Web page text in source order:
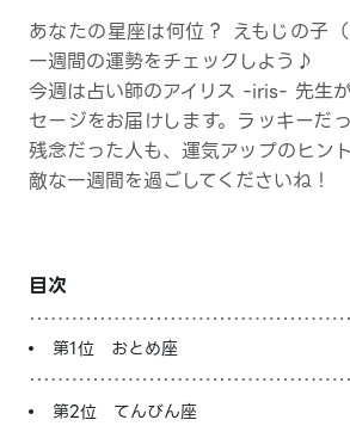
占い記事
お知らせ
LINE占いを開く
あなたの星座は何位？ えもじの子
一週間の運勢をチェックしよう♪
今週は占い師のアイリス -iris- 先生
セージをお届けします。ラッキーだ
残念だった人も、運気アップのヒン
敵な一週間を過ごしてくださいね！
目次
第1位 おとめ座
第2位 てんびん座